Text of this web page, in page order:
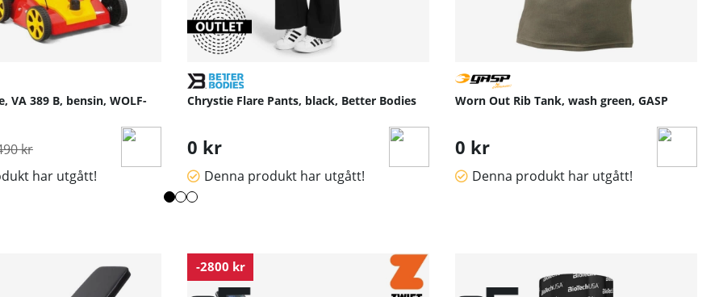
VA 389 B, bensin, WOLF-
pris:
kr
har utgått!
Chrystie Flare Pants, black, Better Bodies
0 kr
Denna produkt har utgått!
Worn Out Rib Tank, wash green, GASP
0 kr
Denna produkt har utgått!
-2800 kr